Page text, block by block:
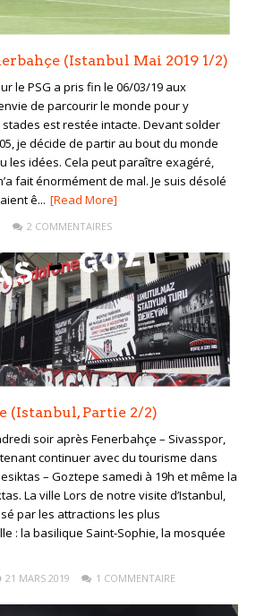
(Istanbul Mai 2019 1/2)
le PSG a pris fin le 06/03/19 aux
de parcourir le monde pour y
est restée intacte. Devant solder
je décide de partir au bout du monde
les idées. Cela peut paraître exagéré,
fait énormément de mal. Je suis désolé
ê... [Read More]
2 COMMENTAIRES
(Istanbul, Partie 2/2)
soir après Fenerbahçe – Sivasspor,
continuer avec du tourisme dans
– Goztepe samedi à 19h et même la
La ville Lors de notre visite d’Istanbul,
par les attractions les plus
: la basilique Saint-Sophie, la mosquée
21 MARS 2019 1 COMMENTAIRE